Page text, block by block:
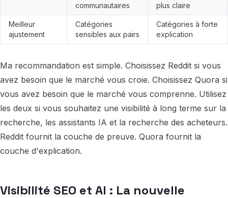
communautaires
plus claire
Meilleur
ajustement
Catégories
sensibles aux pairs
Catégories à forte
explication
Ma recommandation est simple. Choisissez Reddit si vous
avez besoin que le marché vous croie. Choisissez Quora si
vous avez besoin que le marché vous comprenne. Utilisez
les deux si vous souhaitez une visibilité à long terme sur la
recherche, les assistants IA et la recherche des acheteurs.
Reddit fournit la couche de preuve. Quora fournit la
couche d'explication.
Visibilité SEO et AI : La nouvelle